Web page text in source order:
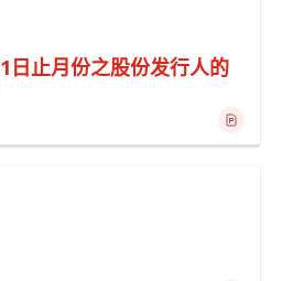
日止月份之股份发行人的